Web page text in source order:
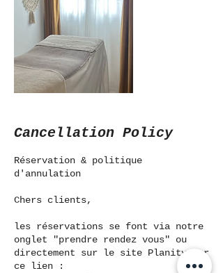
Cancellation Policy
Réservation & politique
d'annulation
Chers clients,
les réservations se font via notre
onglet "prendre rendez vous" ou
directement sur le site Planity par
ce lien :